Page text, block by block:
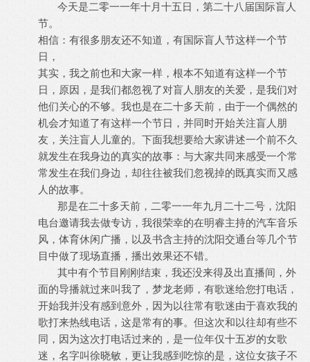
今天是二零一一年十月十五日，第二十八届国际盲人
节。
相信：有很多朋友还不知道，有国际盲人节这样一个节
日，
其实，我之前也和大家一样，根本不知道有这样一个节
日，原因，是我们都忽视了对盲人朋友的关爱，是我们对
他们关心的不够。我也是在二十多天前，由于一个偶然的
机会才知道了有这样一个节日，并同时开始关注盲人朋
友，关注盲人儿童的。下面我想要给大家讲述一个前不久
就发生在我身边的真实的故事：与大家共同来感受一个常
常发生在我们身边，却往往被我们忽视掉的既真实而又感
人的故事。
那是在二十多天前，二零一一年九月二十二号，沈阳
电台邀请我去做专访，我很荣幸的在明睿主持的汽车音乐
风，体育休闲广播，以及书含主持的沈阳交通台等几个节
目中做了现场直播，播出效果还不错。
其中有个节目刚刚结束，我还没来得及出直播间，外
面的导播就过来叫我了，梦龙老师，有歌迷给您打电话，
开始我并没有感到意外，因为以往常有歌迷由于喜欢我的
歌打来热线电话，这是常有的事。但这次和以往却有些不
同，因为这次打电话过来的，是一位年仅十五岁的女歌
迷，名字叫徐晓敏，更让我感到吃惊的是，这位女孩子不